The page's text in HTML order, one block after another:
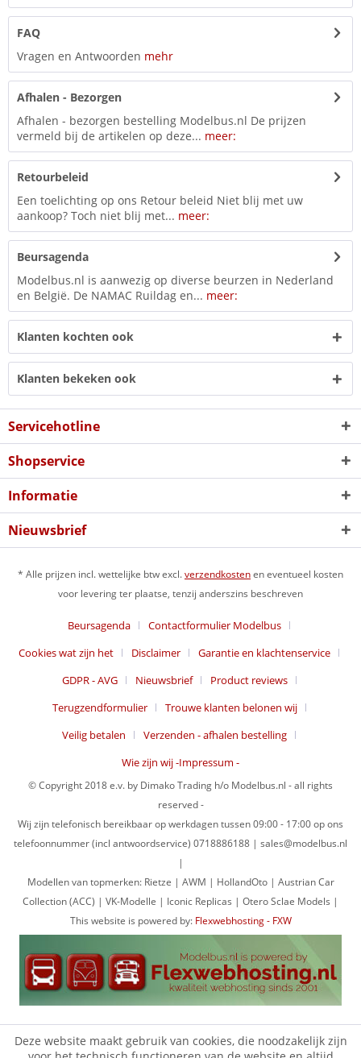
FAQ
Vragen en Antwoorden mehr
Afhalen - Bezorgen
Afhalen - bezorgen bestelling Modelbus.nl De prijzen
vermeld bij de artikelen op deze... meer:
Retourbeleid
Een toelichting op ons Retour beleid Niet blij met uw
aankoop? Toch niet blij met... meer:
Beursagenda
Modelbus.nl is aanwezig op diverse beurzen in Nederland
en België. De NAMAC Ruildag en... meer:
Klanten kochten ook
Klanten bekeken ook
Servicehotline
Shopservice
Informatie
Nieuwsbrief
* Alle prijzen incl. wettelijke btw excl.verzendkostenen eventueel kosten
voor levering ter plaatse, tenzij anderszins beschreven
Beursagenda
Contactformulier Modelbus
Cookies wat zijn het
Disclaimer
Garantie en klachtenservice
GDPR - AVG
Nieuwsbrief
Product reviews
Terugzendformulier
Trouwe klanten belonen wij
Veilig betalen
Verzenden - afhalen bestelling
Wie zijn wij -Impressum -
© Copyright 2018 e.v. by Dimako Trading h/o Modelbus.nl - all rights
reserved -
Wij zijn telefonisch bereikbaar op werkdagen tussen 09:00 - 17:00 op ons
telefoonnummer (incl antwoordservice) 0718886188 | sales@modelbus.nl
|
Modellen van topmerken: Rietze | AWM | HollandOto | Austrian Car
Collection (ACC) | VK-Modelle | Iconic Replicas | Otero Sclae Models |
This website is powered by: Flexwebhosting - FXW
Deze website maakt gebruik van cookies, die noodzakelijk zijn